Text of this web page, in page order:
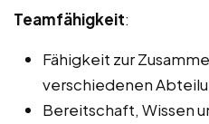
Teamfähigkeit:
Fähigkeit zur
verschiedenen
Bereitschaft, Wissen